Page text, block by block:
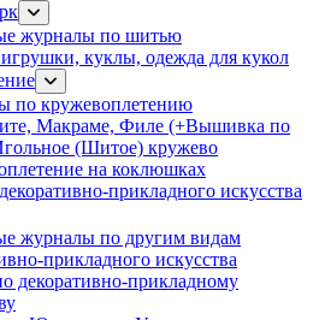
журналы по шитью
куклы, одежда для кукол
по кружевоплетению
Макраме, Филе (+Вышивка по
(Шитое) кружево
на коклюшках
прикладного искусства
журналы по другим видам
прикладного искусства
декоративно-прикладному